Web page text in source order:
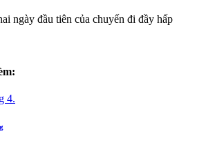
ngày đầu tiên của chuyến đi đầy hấp